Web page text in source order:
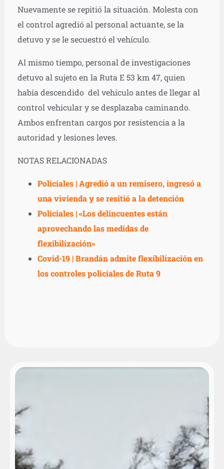
Nuevamente se repitió la situación. Molesta con
el control agredió al personal actuante, se la
detuvo y se le secuestró el vehículo.
Al mismo tiempo, personal de investigaciones
detuvo al sujeto en la Ruta E 53 km 47, quien
había descendido del vehículo antes de llegar al
control vehicular y se desplazaba caminando.
Ambos enfrentan cargos por resistencia a la
autoridad y lesiones leves.
NOTAS RELACIONADAS
Policiales | Agredió a un remisero, ingresó a
una vivienda y se resitió a la detención
Policiales | «Los delincuentes están
aprovechando las medidas de
flexibilización»
Covid-19 | Brandán admite flexibilización en
los controles policiales de Ruta 9